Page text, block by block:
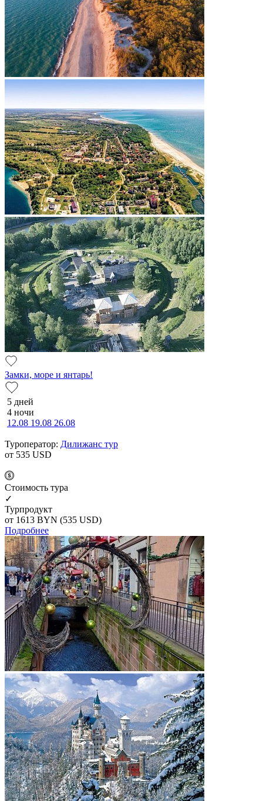
Замки, море и янтарь!
5 дней
4 ночи
12.08 19.08 26.08
Туроператор: Дилижанс тур
от 535 USD
Cтоимость тура
✓
Турпродукт
от 1613 BYN (535 USD)
Подробнее